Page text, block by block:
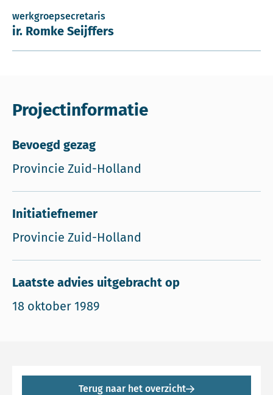
werkgroepsecretaris
ir. Romke Seijffers
Projectinformatie
Bevoegd gezag
Provincie Zuid-Holland
Initiatiefnemer
Provincie Zuid-Holland
Laatste advies uitgebracht op
18 oktober 1989
Terug naar het overzicht